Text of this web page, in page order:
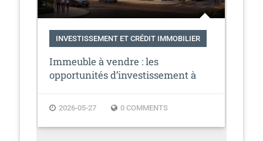
INVESTISSEMENT ET CRÉDIT IMMOBILIER
Immeuble à vendre : les
opportunités d’investissement à
2026-05-27 0 COMMENTS